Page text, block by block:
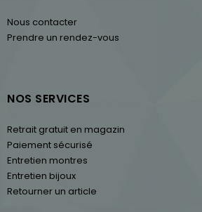
Nous contacter
Prendre un rendez-vous
NOS SERVICES
Retrait gratuit en magazin
Paiement sécurisé
Entretien montres
Entretien bijoux
Retourner un article